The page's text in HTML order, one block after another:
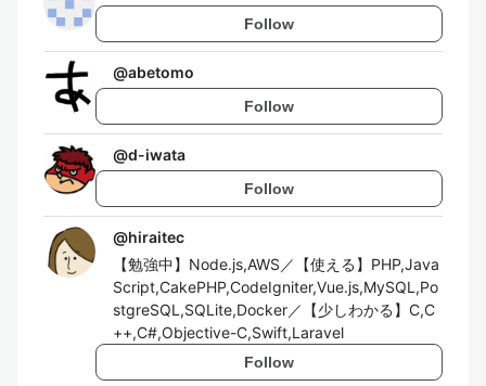
Follow
@abetomo
Follow
@d-iwata
Follow
@hiraitec
【勉強中】Node.js,AWS／【使える】PHP,Java
Script,CakePHP,CodeIgniter,Vue.js,MySQL,Po
stgreSQL,SQLite,Docker／【少しわかる】C,C
++,C#,Objective-C,Swift,Laravel
Follow